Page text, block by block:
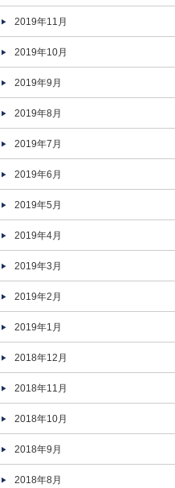
2019年11月
2019年10月
2019年9月
2019年8月
2019年7月
2019年6月
2019年5月
2019年4月
2019年3月
2019年2月
2019年1月
2018年12月
2018年11月
2018年10月
2018年9月
2018年8月